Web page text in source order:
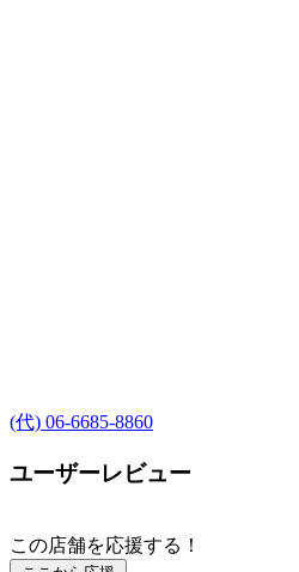
(代) 06-6685-8860
ユーザーレビュー
この店舗を応援する！